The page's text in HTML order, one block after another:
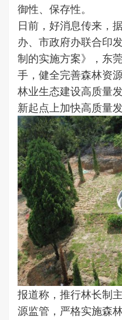
御性、保存性。
日前，好消息传来，
办、市政府办联合印
制的实施方案》，东
手，健全完善森林资
林业生态建设高质量
新起点上加快高质量发
报道称，推行林长制
源监管，严格实施森